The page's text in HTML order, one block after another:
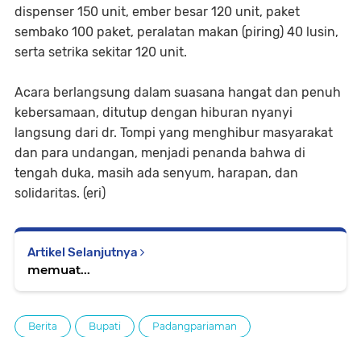
dispenser 150 unit, ember besar 120 unit, paket
sembako 100 paket, peralatan makan (piring) 40 lusin,
serta setrika sekitar 120 unit.
Acara berlangsung dalam suasana hangat dan penuh
kebersamaan, ditutup dengan hiburan nyanyi
langsung dari dr. Tompi yang menghibur masyarakat
dan para undangan, menjadi penanda bahwa di
tengah duka, masih ada senyum, harapan, dan
solidaritas. (eri)
Artikel Selanjutnya
memuat...
Berita Bupati Padangpariaman